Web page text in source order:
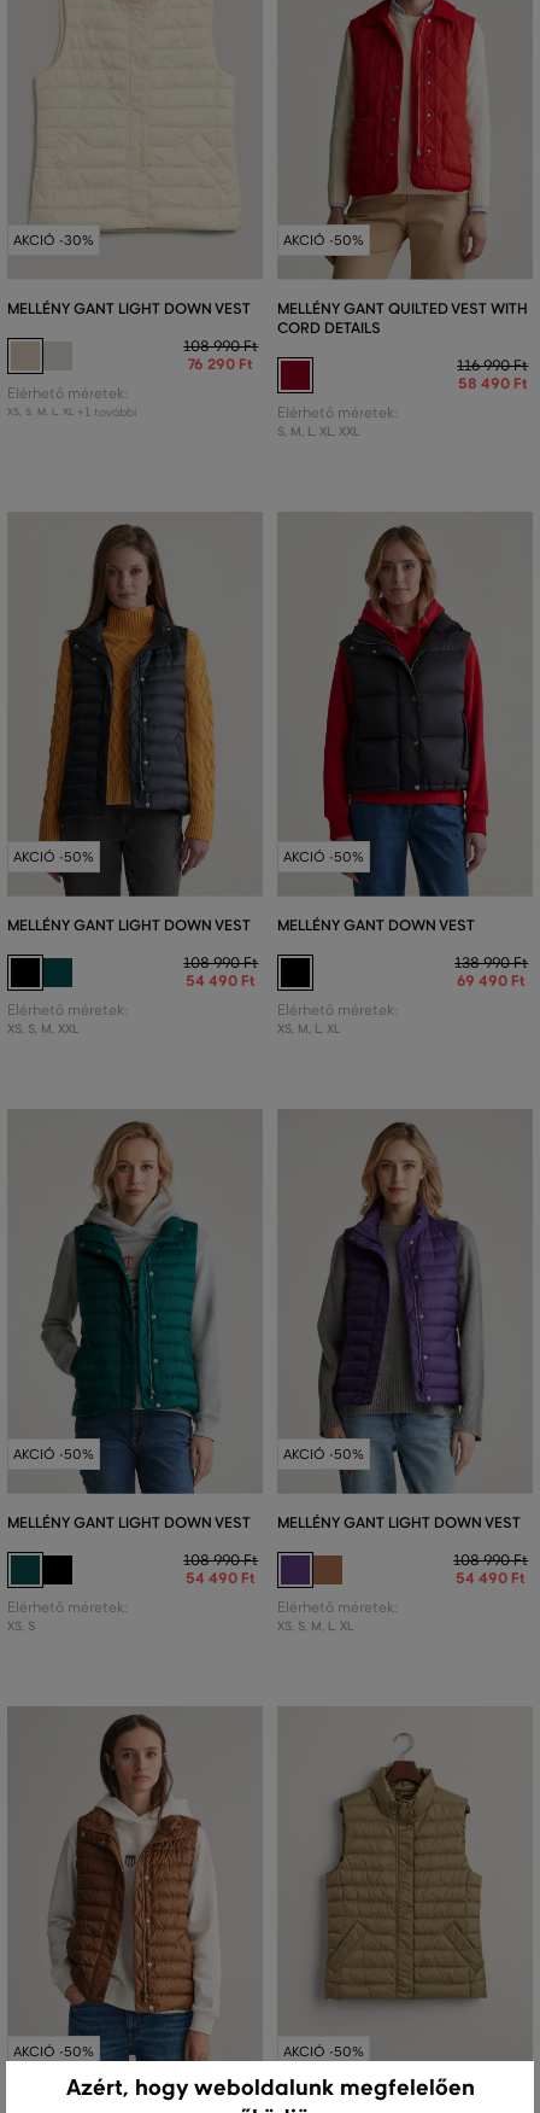
AKCIÓ -30%
MELLÉNY GANT LIGHT DOWN VEST
108 990 Ft
76 290 Ft
Elérhető méretek:
XS, S, M L, XL +1 további
AKCIÓ -50%
MELLÉNY GANT QUILTED VEST WITH
CORD DETAILS
116 990 Ft
58 490 Ft
Elérhető méretek:
S, M L XL XXL
AKCIÓ -50%
MELLÉNY GANT LIGHT DOWN VEST
108 990 Ft
54 490 Ft
Elérhető méretek:
XS, S, M, XXL
AKCIÓ -50%
MELLÉNY GANT DOWN VEST
138 990 Ft
69 490 Ft
Elérhető méretek:
XS, M, L, XL
AKCIÓ -50%
MELLÉNY GANT LIGHT DOWN VEST
108 990 Ft
54 490 Ft
Elérhető méretek:
XS, S
AKCIÓ -50%
MELLÉNY GANT LIGHT DOWN VEST
108 990 Ft
54 490 Ft
Elérhető méretek:
XS, S, M, L, XL
AKCIÓ -50% AKCIÓ -50%
Azért, hogy weboldalunk megfelelően